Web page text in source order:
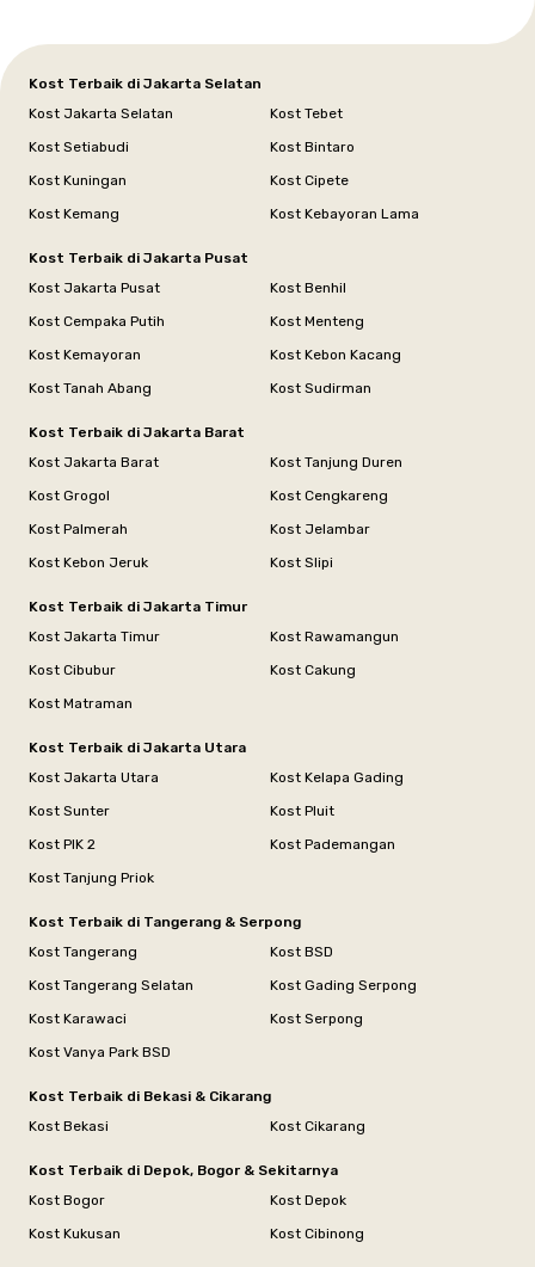
Kost Terbaik di Jakarta Selatan
Kost Jakarta Selatan
Kost Tebet
Kost Setiabudi
Kost Bintaro
Kost Kuningan
Kost Cipete
Kost Kemang
Kost Kebayoran Lama
Kost Terbaik di Jakarta Pusat
Kost Jakarta Pusat
Kost Benhil
Kost Cempaka Putih
Kost Menteng
Kost Kemayoran
Kost Kebon Kacang
Kost Tanah Abang
Kost Sudirman
Kost Terbaik di Jakarta Barat
Kost Jakarta Barat
Kost Tanjung Duren
Kost Grogol
Kost Cengkareng
Kost Palmerah
Kost Jelambar
Kost Kebon Jeruk
Kost Slipi
Kost Terbaik di Jakarta Timur
Kost Jakarta Timur
Kost Rawamangun
Kost Cibubur
Kost Cakung
Kost Matraman
Kost Terbaik di Jakarta Utara
Kost Jakarta Utara
Kost Kelapa Gading
Kost Sunter
Kost Pluit
Kost PIK 2
Kost Pademangan
Kost Tanjung Priok
Kost Terbaik di Tangerang & Serpong
Kost Tangerang
Kost BSD
Kost Tangerang Selatan
Kost Gading Serpong
Kost Karawaci
Kost Serpong
Kost Vanya Park BSD
Kost Terbaik di Bekasi & Cikarang
Kost Bekasi
Kost Cikarang
Kost Terbaik di Depok, Bogor & Sekitarnya
Kost Bogor
Kost Depok
Kost Kukusan
Kost Cibinong